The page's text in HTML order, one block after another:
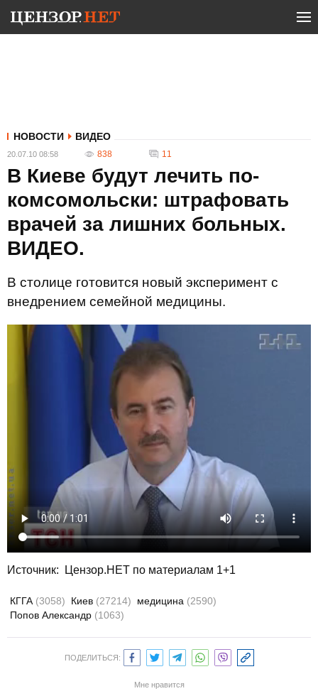
НОВОСТИ ВИДЕО
20.07.10 08:58 838 11
В Киеве будут лечить по-
комсомольски: штрафовать
врачей за лишних больных.
ВИДЕО.
В столице готовится новый эксперимент с
внедрением семейной медицины.
Источник: Цензор.НЕТ по материалам 1+1
КГГА (3058) Киев (27214) медицина (2590)
Попов Александр (1063)
ПОДЕЛИТЬСЯ:
Мне нравится